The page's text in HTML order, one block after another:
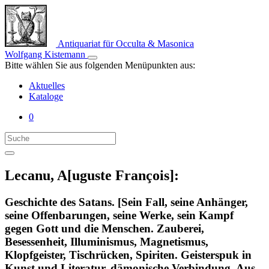
Antiquariat für Occulta & Masonica
Wolfgang Kistemann
Bitte wählen Sie aus folgenden Menüpunkten aus:
Aktuelles
Kataloge
0
Lecanu, A[uguste François]:
Geschichte des Satans. [Sein Fall, seine Anhänger,
seine Offenbarungen, seine Werke, sein Kampf
gegen Gott und die Menschen. Zauberei,
Besessenheit, Illuminismus, Magnetismus,
Klopfgeister, Tischrücken, Spiriten. Geisterspuk in